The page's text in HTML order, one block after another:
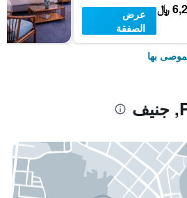
﷼
عرض
الصفقة
بها